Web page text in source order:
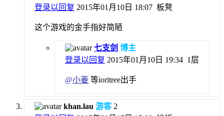
登录以回复 2015年01月10日 18:07 板凳
这个游戏的金手指好简陋
七支剑 博主
登录以回复 2015年01月10日 19:34 1层
@小姜 等ioritree出手
khan.lau 游客 2